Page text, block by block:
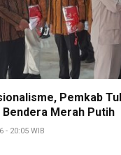
Pemkab
Bendera Merah Putih
- 20:05 WIB